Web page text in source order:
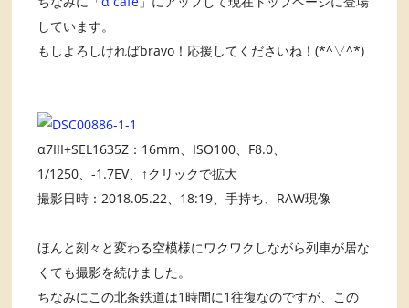
しています。
もしよろしければbravo！応援してくださいね！(*^▽^*)
α7III+SEL1635Z：16mm、ISO100、F8.0、
1/1250、-1.7EV、↑クリックで拡大
撮影日時：2018.05.22、18:19、手持ち、RAW現像
ほんと刻々と変わる空模様にワクワクしながら列車が居な
くても撮影を続けました。
ちなみにこの北条鉄道は1時間に1往復なのですが、この